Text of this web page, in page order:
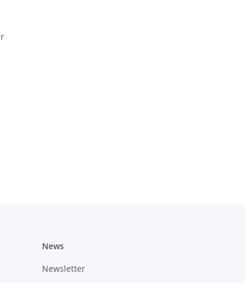
News
Newsletter